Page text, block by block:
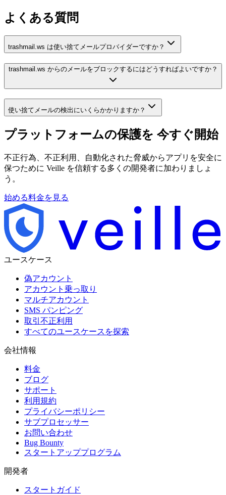
よくある質問
trashmail.ws は使い捨てメールプロバイダーですか？
trashmail.ws からのメールをブロックするにはどうすればよいですか？
使い捨てメールの検出にいくらかかりますか？
プラットフォームの保護を 今すぐ開始
不正行為、不正利用、自動化された脅威からアプリを安全に
保つために Veille を信頼する多くの開発者に加わりましょ
う。
始める料金を見る
ユースケース
偽アカウント
アカウント乗っ取り
マルチアカウント
SMS パンピング
取引不正利用
すべてのユースケースを探索
会社情報
料金
ブログ
サポート
利用規約
プライバシーポリシー
サブプロセッサー
お問い合わせ
Bug Bounty
スタートアッププログラム
開発者
スタートガイド